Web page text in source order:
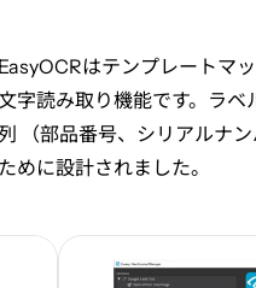
EasyOCRはテンプレートマ
字読み取り機能です。ラ
（部品番号、シリアルナ
ために設計されました。